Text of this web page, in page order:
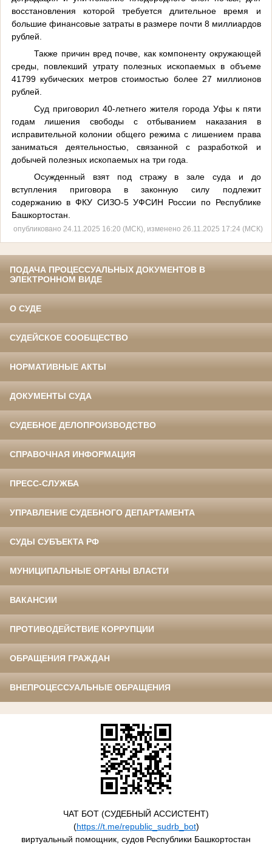
восстановления которой требуется длительное время и
большие финансовые затраты в размере почти 8 миллиардов
рублей.
Также причин вред почве, как компоненту окружающей
среды, повлекший утрату полезных ископаемых в объеме
41799 кубических метров стоимостью более 27 миллионов
рублей.
Суд приговорил 40-летнего жителя города Уфы к пяти
годам лишения свободы с отбыванием наказания в
исправительной колонии общего режима с лишением права
заниматься деятельностью, связанной с разработкой и
добычей полезных ископаемых на три года.
Осужденный взят под стражу в зале суда и до
вступления приговора в законную силу подлежит
содержанию в ФКУ СИЗО-5 УФСИН России по Республике
Башкортостан.
опубликовано 24.11.2025 16:20 (МСК), изменено 26.11.2025 17:24 (МСК)
ПОДАЧА ПРОЦЕССУАЛЬНЫХ ДОКУМЕНТОВ В
ЭЛЕКТРОННОМ ВИДЕ
О СУДЕ
СУДЕЙСКОЕ СООБЩЕСТВО
НОРМАТИВНЫЕ АКТЫ
ДОКУМЕНТЫ СУДА
СУДЕБНОЕ ДЕЛОПРОИЗВОДСТВО
СПРАВОЧНАЯ ИНФОРМАЦИЯ
ПРЕСС-СЛУЖБА
УПРАВЛЕНИЕ СУДЕБНОГО ДЕПАРТАМЕНТА
СУДЫ СУБЪЕКТА РФ
МУНИЦИПАЛЬНЫЕ ОРГАНЫ ВЛАСТИ
ВАКАНСИИ
ПРОТИВОДЕЙСТВИЕ КОРРУПЦИИ
ОБРАЩЕНИЯ ГРАЖДАН
ВНЕПРОЦЕССУАЛЬНЫЕ ОБРАЩЕНИЯ
ЧАТ БОТ (СУДЕБНЫЙ АССИСТЕНТ)
(https://t.me/republic_sudrb_bot)
виртуальный помощник, судов Республики Башкортостан